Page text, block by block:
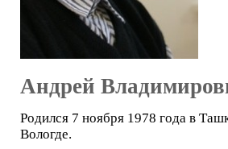
Андрей
Родился 7 ноября 1978 года в
Вологде.